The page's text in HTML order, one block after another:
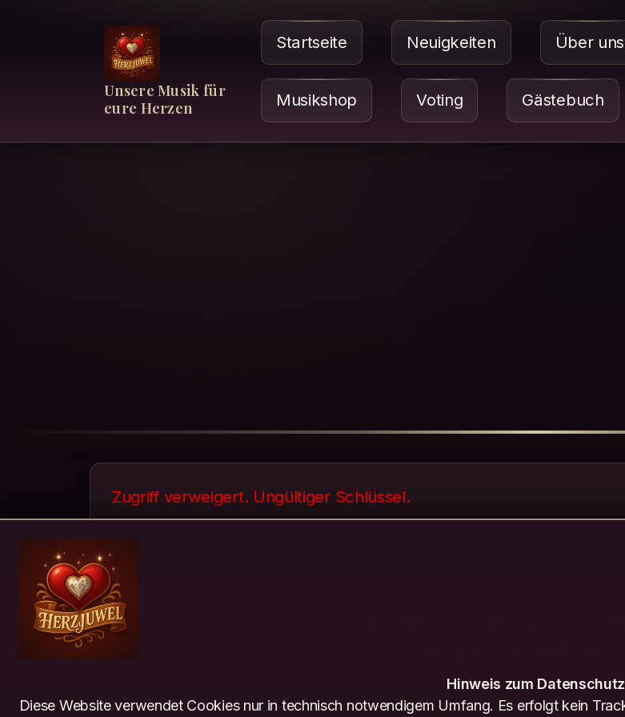
Unsere Musik für
eure Herzen
Startseite Neuigkeiten Über uns
Musikshop Voting Gästebuch
Zugriff verweigert. Ungültiger Schlüssel.
Hinweis zum
Diese Website verwendet Cookies nur in technisch notwendigem Umfang. Es erfolgt kein